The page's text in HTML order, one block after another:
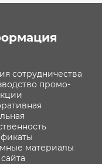
сотрудничества
промо-
материалы